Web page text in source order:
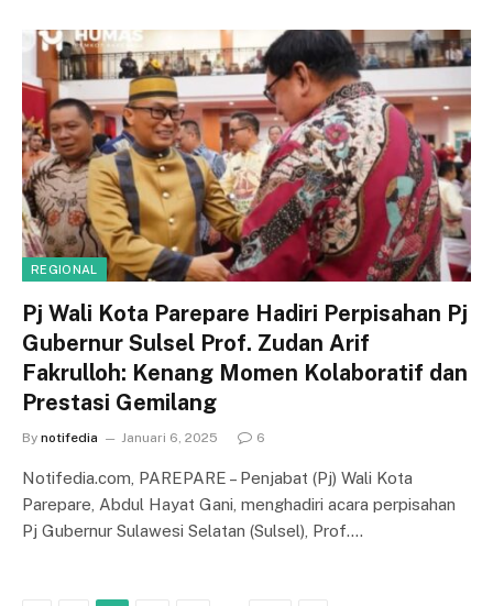
REGIONAL
Pj Wali Kota Parepare Hadiri Perpisahan Pj
Gubernur Sulsel Prof. Zudan Arif
Fakrulloh: Kenang Momen Kolaboratif dan
Prestasi Gemilang
By notifedia Januari 6, 2025 6
Notifedia.com, PAREPARE – Penjabat (Pj) Wali Kota
Parepare, Abdul Hayat Gani, menghadiri acara perpisahan
Pj Gubernur Sulawesi Selatan (Sulsel), Prof.…